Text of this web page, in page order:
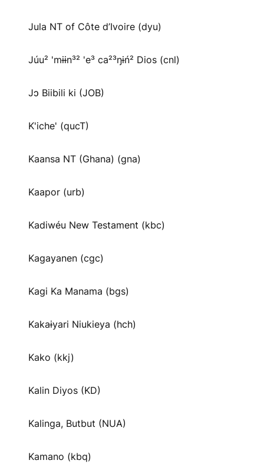
Jula NT of Côte d’Ivoire (dyu)
Júu² 'mɨɨn³² 'e³ ca²³ŋɨń² Dios (cnl)
Jɔ Biibili ki (JOB)
K'iche' (qucT)
Kaansa NT (Ghana) (gna)
Kaapor (urb)
Kadiwéu New Testament (kbc)
Kagayanen (cgc)
Kagi Ka Manama (bgs)
Kakaɨyari Niukieya (hch)
Kako (kkj)
Kalin Diyos (KD)
Kalinga, Butbut (NUA)
Kamano (kbq)